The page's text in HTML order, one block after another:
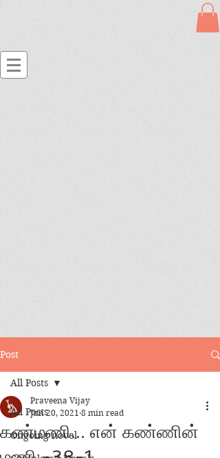
Post
All Posts
Ongoing novel
All Posts
கண்மணி... என் கண்ணின்
Praveena Vijay
Jun 20, 2021 8 min read